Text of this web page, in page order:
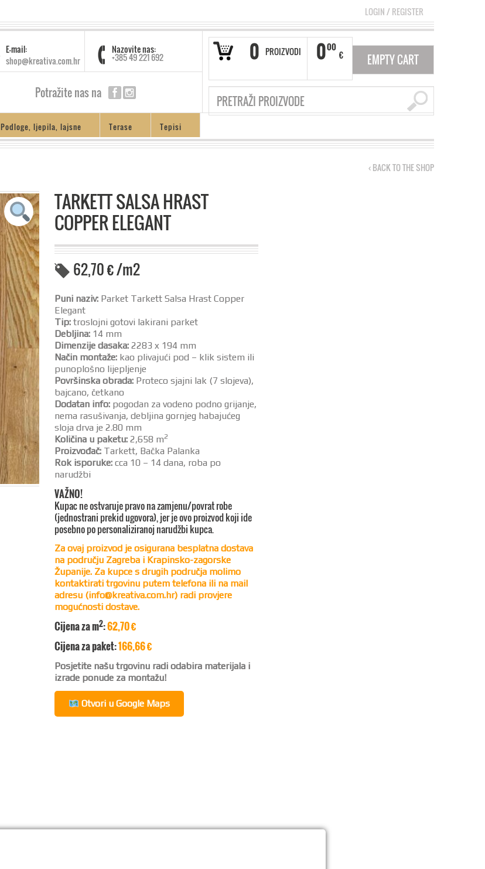
LOGIN/REGISTER
0 PROIZVODI 000
€ EMPTY CART
E-mail:
shop@kreativa.com.hr
Nazovite nas:
+385 49 221 692
Potražite nas na
Podloge, ljepila, lajsne Terase Tepisi
‹ BACK TO THE SHOP
TARKETT SALSA HRAST
COPPER ELEGANT
62,70€/m2
Puni naziv: Parket Tarkett Salsa Hrast Copper
Elegant
Tip: troslojni gotovi lakirani parket
Debljina: 14 mm
Dimenzije dasaka: 2283 x 194 mm
Način montaže: kao plivajući pod – klik sistem ili
punoplošno lijepljenje
Površinska obrada: Proteco sjajni lak (7 slojeva),
bajcano, četkano
Dodatan info: pogodan za vodeno podno grijanje,
nema rasušivanja, debljina gornjeg habajućeg
sloja drva je 2.80 mm
Količina u paketu: 2,658 m2
Proizvođač: Tarkett, Bačka Palanka
Rok isporuke: cca 10 – 14 dana, roba po
narudžbi
VAŽNO!
Kupac ne ostvaruje pravo na zamjenu/povrat robe
(jednostrani prekid ugovora), jer je ovo proizvod koji ide
posebno po personaliziranoj narudžbi kupca.
Za ovaj proizvod je osigurana besplatna dostava
na području Zagreba i Krapinsko-zagorske
Županije. Za kupce s drugih područja molimo
kontaktirati trgovinu putem telefona ili na mail
adresu (info@kreativa.com.hr) radi provjere
mogućnosti dostave.
Cijena za m2:62,70 €
Cijena za paket:166,66 €
Posjetite našu trgovinu radi odabira materijala i
izrade ponude za montažu!
Otvori u Google Maps